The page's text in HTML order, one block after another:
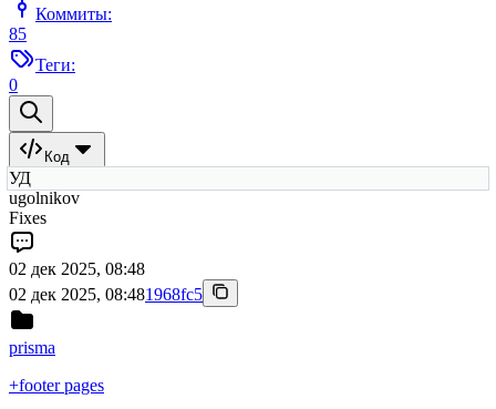
Коммиты:
85
Теги:
0
Код
УД
ugolnikov
Fixes
02 дек 2025, 08:48
02 дек 2025, 08:481968fc5
prisma
+footer pages